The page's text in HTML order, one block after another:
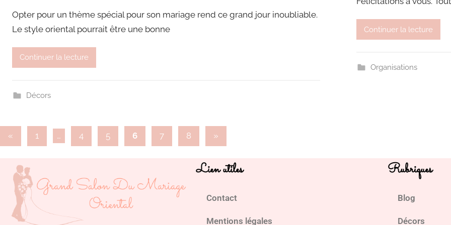
Opter pour un thème spécial pour son mariage rend ce grand jour inoubliable.
Le style oriental pourrait être une bonne
Continuer la lecture
Décors
Continuer la lecture
Organisations
« 1 … 4 5 6 7 8 »
Lien utiles
Contact
Mentions légales
Rubriques
Blog
Décors